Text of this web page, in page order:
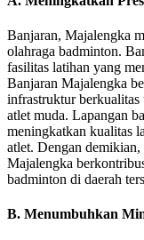
Banjaran, Majalengka
olahraga badminton.
fasilitas latihan yang
Banjaran Majalengka
infrastruktur berkualitas
atlet muda. Lapangan
meningkatkan kualitas
atlet. Dengan
Majalengka
badminton di daerah
B. Menumbuhkan